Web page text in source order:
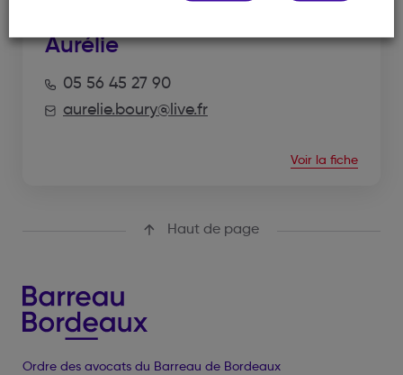
Aurélie
05 56 45 27 90
aurelie.boury@live.fr
Voir la fiche
Haut de page
Ordre des avocats du Barreau de Bordeaux